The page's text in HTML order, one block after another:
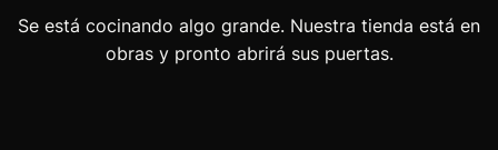
Se está cocinando algo grande. Nuestra tienda está en
obras y pronto abrirá sus puertas.